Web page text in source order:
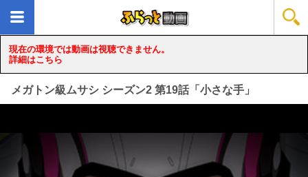
現在の環境では動画は視聴できません。
詳細はこちら
メガトン級ムサシ シーズン2 第19話「小さな手」